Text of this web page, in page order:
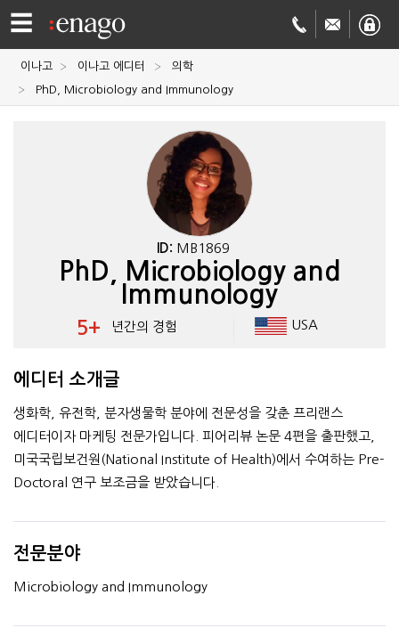
☰
영문
회사
이나고 이나고 에디터
의학
PhD, Microbiology and Immunology
ID: MB1869
PhD, Microbiology and
Immunology
5+ 년간의 경험 USA
에디터 소개글
생화학, 유전학, 분자생물학 분야에 전문성을 갖춘 프리랜스
에디터이자 마케팅 전문가입니다. 피어리뷰 논문 4편을 출판했고,
미국국립보건원(National Institute of Health)에서 수여하는 Pre-
Doctoral 연구 보조금을 받았습니다.
전문분야
Microbiology and Immunology